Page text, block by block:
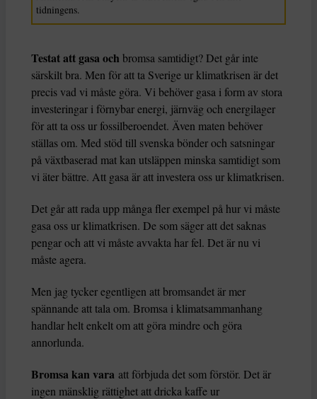
tidningens.
Testat att gasa och bromsa samtidigt? Det går inte
särskilt bra. Men för att ta Sverige ur klimatkrisen är det
precis vad vi måste göra. Vi behöver gasa i form av stora
investeringar i förnybar energi, järnväg och energilager
för att ta oss ur fossilberoendet. Även maten behöver
ställas om. Med stöd till svenska bönder och satsningar
på växtbaserad mat kan utsläppen minska samtidigt som
vi äter bättre. Att gasa är att investera oss ur klimatkrisen.
Det går att rada upp många fler exempel på hur vi måste
gasa oss ur klimatkrisen. De som säger att det saknas
pengar och att vi måste avvakta har fel. Det är nu vi
måste agera.
Men jag tycker egentligen att bromsandet är mer
spännande att tala om. Bromsa i klimatsammanhang
handlar helt enkelt om att göra mindre och göra
annorlunda.
Bromsa kan vara att förbjuda det som förstör. Det är
ingen mänsklig rättighet att dricka kaffe ur